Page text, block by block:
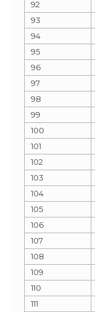
92
93
94
95
96
97
98
99
100
101
102
103
104
105
106
107
108
109
110
111